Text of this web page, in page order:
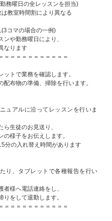
務曜日の全レッスンを担当)
教室時間割により異なる
コマの場合の一例)
や勤務曜日により、
なります
＝＝＝＝＝＝＝＝＝＝＝
ットで業務を確認します。
配布物の準備、掃除を行います。
ュアルに沿ってレッスンを行いま
ら生徒のお見送り、
の様子をお伝えします。
分の入れ替え時間があります
り、タブレットで各種報告を行い
者様へ電話連絡をし、
りをして退勤します。
＝＝＝＝＝＝＝＝＝＝＝